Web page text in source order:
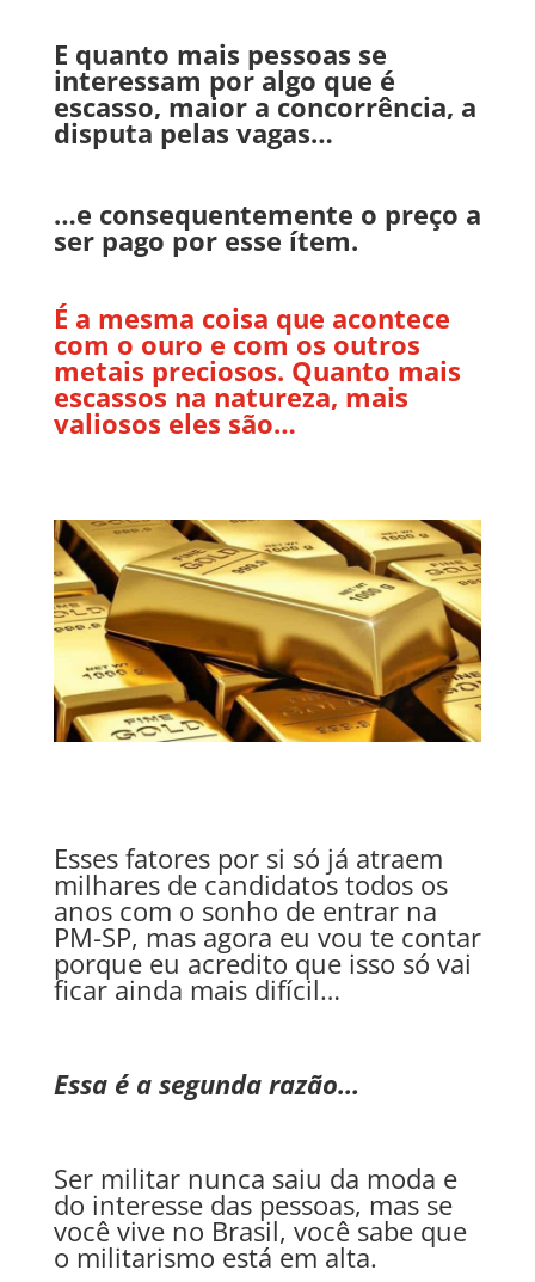
E quanto mais pessoas se
interessam por algo que é
escasso, maior a concorrência, a
disputa pelas vagas…
…e consequentemente o preço a
ser pago por esse ítem.
É a mesma coisa que acontece
com o ouro e com os outros
metais preciosos. Quanto mais
escassos na natureza, mais
valiosos eles são…
Esses fatores por si só já atraem
milhares de candidatos todos os
anos com o sonho de entrar na
PM-SP, mas agora eu vou te contar
porque eu acredito que isso só vai
ficar ainda mais difícil…
Essa é a segunda razão…
Ser militar nunca saiu da moda e
do interesse das pessoas, mas se
você vive no Brasil, você sabe que
o militarismo está em alta.